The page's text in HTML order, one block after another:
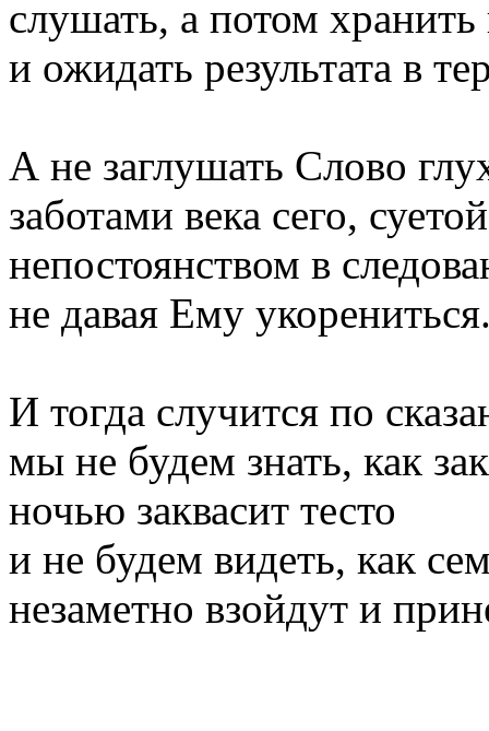
слушать, а потом
и ожидать результата в
А не заглушать Слово
заботами века сего,
непостоянством в
не давая Ему
И тогда случится по
мы не будем знать, как
ночью заквасит тесто
и не будем видеть, как
незаметно взойдут и